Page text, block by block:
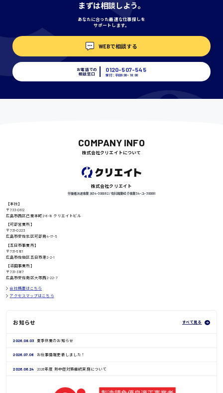
高知県
鳥取県
時給1400円〜
日給8000円〜
まずは相談しよう。
あなたに合った最適な仕事探しを
サポートします。
WEBで相談する
お電話での
相談窓口
0120-507-545
受付：平日9:00 - 18:00
COMPANY INFO
株式会社クリエイトについて
株式会社クリエイト
労働者派遣事業 派34-300062 / 有料職業紹介事業 34-ユ-300091
【本社】
〒733-0812
広島市西区己斐本町2-6-18 クリエイトビル
【可部営業所】
〒731-0223
広島市安佐北区可部南4-17-5
【五日市事業所】
〒731-5161
広島市佐伯区五日市港2-2-1
【沼田事業所】
〒731-3167
広島市安佐南区大塚西2-22-7
会社概要はこちら
アクセスマップはこちら
お知らせ すべて見る
2026.08.03 夏季休業のお知らせ
2026.07.06 お仕事情報更新しました！
2026.06.24 2026年度 熱中症対策継続実施について